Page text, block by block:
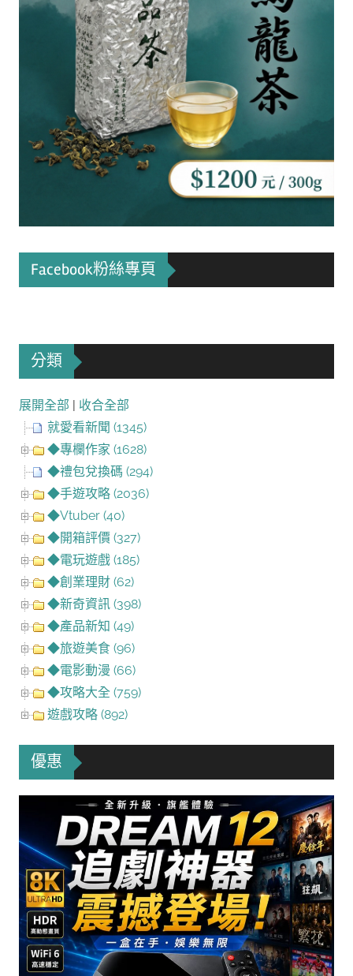
Facebook粉絲專頁
分類
展開全部 | 收合全部
就愛看新聞 (1345)
◆專欄作家 (1628)
◆禮包兌換碼 (294)
◆手遊攻略 (2036)
◆Vtuber (40)
◆開箱評價 (327)
◆電玩遊戲 (185)
◆創業理財 (62)
◆新奇資訊 (398)
◆產品新知 (49)
◆旅遊美食 (96)
◆電影動漫 (66)
◆攻略大全 (759)
遊戲攻略 (892)
優惠